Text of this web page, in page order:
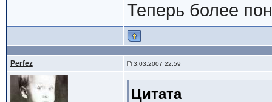
Теперь более
Perfez 3.03.2007 22:59
Цитата